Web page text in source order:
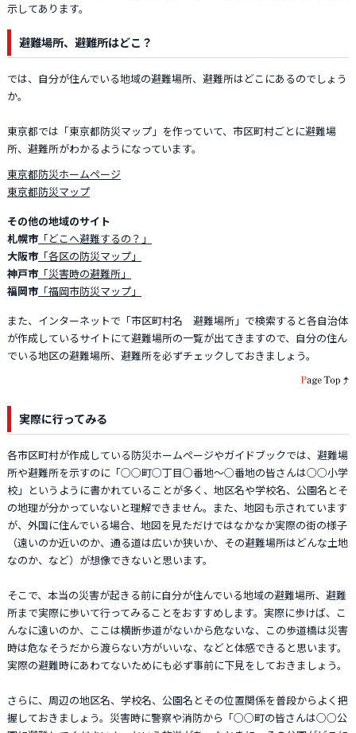
示してあります。
避難場所、避難所はどこ？
では、自分が住んでいる地域の避難場所、避難所はどこにあるのでしょう
か。
東京都では「東京都防災マップ」を作っていて、市区町村ごとに避難場
所、避難所がわかるようになっています。
東京都防災ホームページ
東京都防災マップ
その他の地域のサイト
札幌市「どこへ避難するの？」
大阪市「各区の防災マップ」
神戸市「災害時の避難所」
福岡市「福岡市防災マップ」
また、インターネットで「市区町村名 避難場所」で検索すると各自治体
が作成しているサイトにて避難場所の一覧が出てきますので、自分の住ん
でいる地区の避難場所、避難所を必ずチェックしておきましょう。
実際に行ってみる
各市区町村が作成している防災ホームページやガイドブックでは、避難場
所や避難所を示すのに「○○町○丁目○番地～○番地の皆さんは○○小学
校」というように書かれていることが多く、地区名や学校名、公園名とそ
の地理が分かっていないと理解できません。また、地図も示されています
が、外国に住んでいる場合、地図を見ただけではなかなか実際の街の様子
（遠いのか近いのか、通る道は広いか狭いか、その避難場所はどんな土地
なのか、など）が想像できないと思います。
そこで、本当の災害が起きる前に自分が住んでいる地域の避難場所、避難
所まで実際に歩いて行ってみることをおすすめします。実際に歩けば、こ
んなに遠いのか、ここは横断歩道がないから危ないな、この歩道橋は災害
時は危なそうだから渡らない方がいいな、などと体感できると思います。
実際の避難時にあわてないためにも必ず事前に下見をしておきましょう。
さらに、周辺の地区名、学校名、公園名とその位置関係を普段からよく把
握しておきましょう。災害時に警察や消防から「○○町の皆さんは○○公